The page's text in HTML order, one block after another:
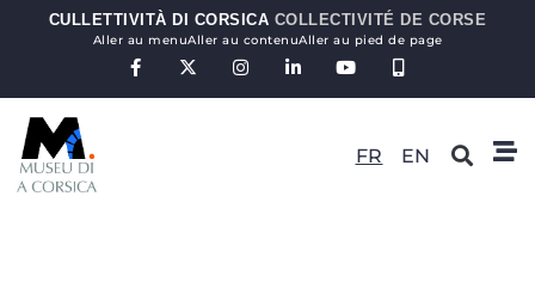
CULLETTIVITÀ DI CORSICA COLLECTIVITÉ DE CORSE
Aller au menuAller au contenuAller au pied de page
FR EN